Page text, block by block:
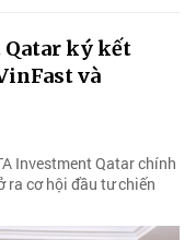
Qatar ký kết
và
Investment Qatar chính
ra cơ hội đầu tư chiến